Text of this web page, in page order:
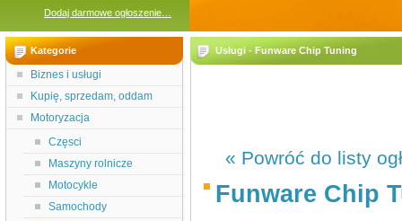
Dodaj darmowe ogłoszenie…
Kategorie
Biznes i usługi
Kupię, sprzedam, oddam
Motoryzacja
Częsci
Maszyny rolnicze
Motocykle
Samochody
Usługi - Funware Chip Tuning
« Powróć do listy
Funware Chip